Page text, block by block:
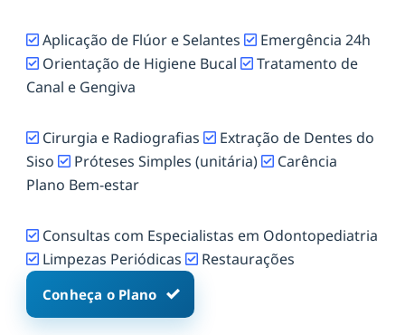
Aplicação de Flúor e Selantes
Emergência 24h
Orientação de Higiene Bucal
Tratamento de
Canal e Gengiva
Cirurgia e Radiografias
Extração de Dentes do
Siso
Próteses Simples (unitária)
Carência
Plano Bem-estar
Consultas com Especialistas em Odontopediatria
Limpezas Periódicas
Restaurações
Conheça o Plano